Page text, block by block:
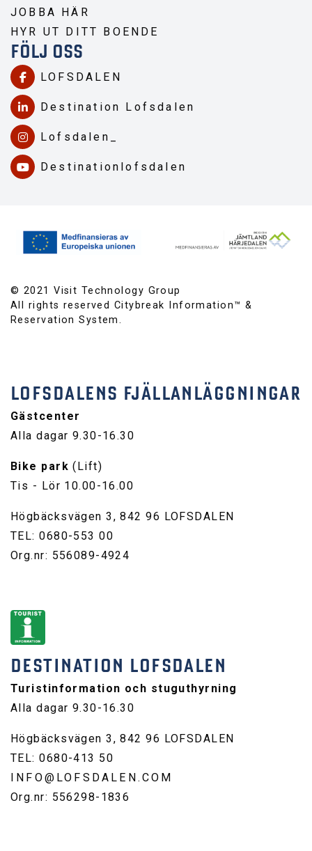
JOBBA HÄR
HYR UT DITT BOENDE
FÖLJ OSS
LOFSDALEN
Destination Lofsdalen
Lofsdalen_
Destinationlofsdalen
© 2021 Visit Technology Group
All rights reserved Citybreak Information™ &
Reservation System.
DESTINATION LOFSDALEN
Turistinformation och stuguthyrning
Alla dagar 9.30-16.30
Högbäcksvägen 3, 842 96 LOFSDALEN
TEL: 0680-413 50
INFO@LOFSDALEN.COM
Org.nr: 556298-1836
LOFSDALENS FJÄLLANLÄGGNINGAR
Gästcenter
Alla dagar 9.30-16.30
Bike park (Lift)
Tis - Lör 10.00-16.00
Högbäcksvägen 3, 842 96 LOFSDALEN
TEL: 0680-553 00
Org.nr: 556089-4924